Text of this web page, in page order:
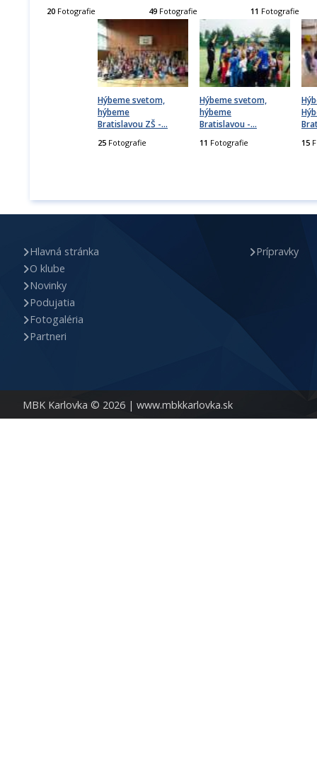
20Fotografie 49Fotografie 11 Fotografie
Hýbeme svetom,
hýbeme
Bratislavou ZŠ -…
25Fotografie
Hýbeme svetom,
hýbeme
Bratislavou -…
11 Fotografie 15
MBK Karlovka © 2026 | www.mbkkarlovka.sk
Hlavná stránka
O klube
Novinky
Podujatia
Fotogaléria
Partneri
Prípravky